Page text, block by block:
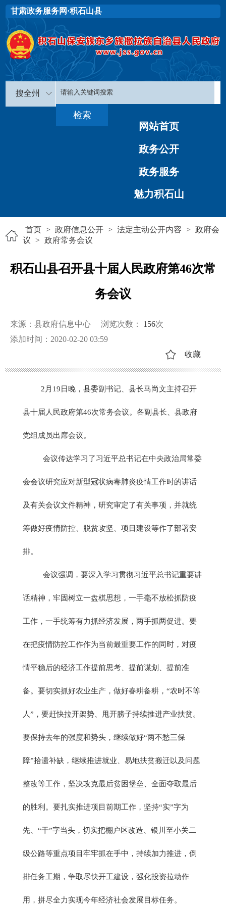
甘肃政务服务网·积石山县
搜全州
网站首页
政务公开
政务服务
魅力积石山
首页 > 政府信息公开 > 法定主动公开内容 > 政府会
议 > 政府常务会议
积石山县召开县十届人民政府第46次常
务会议
来源：县政府信息中心 浏览次数： 156次
添加时间：2020-02-20 03:59
收藏
2月19日晚，县委副书记、县长马尚文主持召开
县十届人民政府第46次常务会议。各副县长、县政府
党组成员出席会议。
会议传达学习了习近平总书记在中央政治局常委
会会议研究应对新型冠状病毒肺炎疫情工作时的讲话
及有关会议文件精神，研究审定了有关事项，并就统
筹做好疫情防控、脱贫攻坚、项目建设等作了部署安
排。
会议强调，要深入学习贯彻习近平总书记重要讲
话精神，牢固树立一盘棋思想，一手毫不放松抓防疫
工作，一手统筹有力抓经济发展，两手抓两促进。要
在把疫情防控工作作为当前最重要工作的同时，对疫
情平稳后的经济工作提前思考、提前谋划、提前准
备。要切实抓好农业生产，做好春耕备耕，“农时不等
人”，要赶快拉开架势、甩开膀子持续推进产业扶贫。
要保持去年的强度和势头，继续做好“两不愁三保
障”拾遗补缺，继续推进就业、易地扶贫搬迁以及问题
整改等工作，坚决攻克最后贫困堡垒、全面夺取最后
的胜利。要扎实推进项目前期工作，坚持“实”字为
先、“干”字当头，切实把棚户区改造、银川至小关二
级公路等重点项目牢牢抓在手中，持续加力推进，倒
排任务工期，争取尽快开工建设，强化投资拉动作
用，拼尽全力实现今年经济社会发展目标任务。